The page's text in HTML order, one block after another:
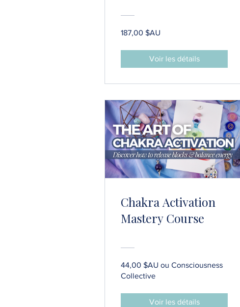
Techniques
187,00 $AU
Voir les détails
Chakra Activation
Mastery Course
44,00 $AU ou Consciousness
Collective
Voir les détails